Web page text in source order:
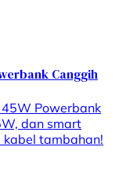
Canggih
Powerbank
dan smart
tambahan!